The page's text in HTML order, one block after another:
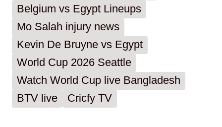
Belgium vs Egypt Lineups
Mo Salah injury news
Kevin De Bruyne vs Egypt
World Cup 2026 Seattle
Watch World Cup live Bangladesh
BTV live
Cricfy TV